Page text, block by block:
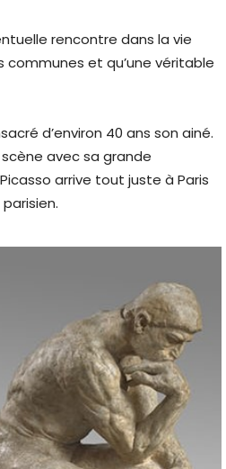
rencontre dans la vie
communes et qu’une véritable
d’environ 40 ans son ainé.
scène avec sa grande
arrive tout juste à Paris